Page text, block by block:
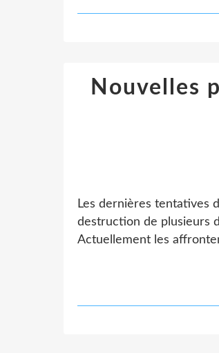
Nouvelles
Les dernières tentatives
destruction de plusieurs
Actuellement les